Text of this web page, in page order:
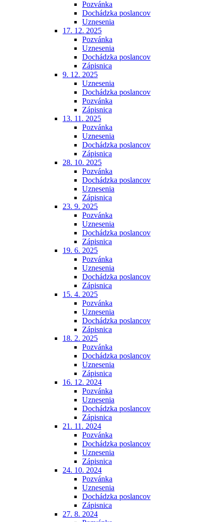
Pozvánka
Dochádzka poslancov
Uznesenia
17. 12. 2025
Pozvánka
Uznesenia
Dochádzka poslancov
Zápisnica
9. 12. 2025
Uznesenia
Dochádzka poslancov
Pozvánka
Zápisnica
13. 11. 2025
Pozvánka
Uznesenia
Dochádzka poslancov
Zápisnica
28. 10. 2025
Pozvánka
Dochádzka poslancov
Uznesenia
Zápisnica
23. 9. 2025
Pozvánka
Uznesenia
Dochádzka poslancov
Zápisnica
19. 6. 2025
Pozvánka
Uznesenia
Dochádzka poslancov
Zápisnica
15. 4. 2025
Pozvánka
Uznesenia
Dochádzka poslancov
Zápisnica
18. 2. 2025
Pozvánka
Dochádzka poslancov
Uznesenia
Zápisnica
16. 12. 2024
Pozvánka
Uznesenia
Dochádzka poslancov
Zápisnica
21. 11. 2024
Pozvánka
Dochádzka poslancov
Uznesenia
Zápisnica
24. 10. 2024
Pozvánka
Uznesenia
Dochádzka poslancov
Zápisnica
27. 8. 2024